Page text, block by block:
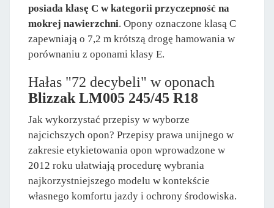
posiada klasę C w kategorii przyczepność na
mokrej nawierzchni. Opony oznaczone klasą C
zapewniają o 7,2 m krótszą drogę hamowania w
porównaniu z oponami klasy E.
Hałas "72 decybeli" w oponach
Blizzak LM005 245/45 R18
Jak wykorzystać przepisy w wyborze
najcichszych opon? Przepisy prawa unijnego w
zakresie etykietowania opon wprowadzone w
2012 roku ułatwiają procedurę wybrania
najkorzystniejszego modelu w kontekście
własnego komfortu jazdy i ochrony środowiska.